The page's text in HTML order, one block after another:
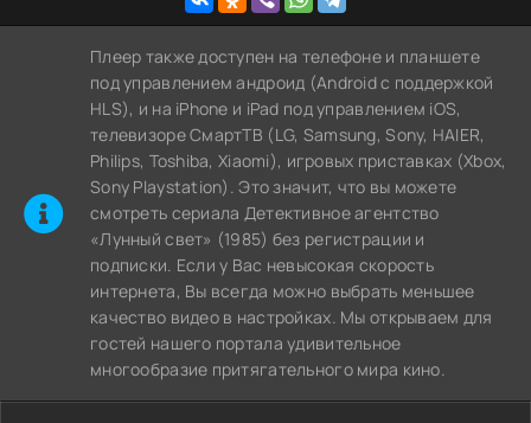
Плеер также доступен на телефоне и планшете
под управлением андроид (Android с поддержкой
HLS), и на iPhone и iPad под управлением iOS,
телевизоре СмартТВ (LG, Samsung, Sony, HAIER,
Philips, Toshiba, Xiaomi), игровых приставках (Xbox,
Sony Playstation). Это значит, что вы можете
cмотреть сериала Детективное агентство
«Лунный свет» (1985) без регистрации и
подписки. Если у Вас невысокая скорость
интернета, Вы всегда можно выбрать меньшее
качество видео в настройках. Мы открываем для
гостей нашего портала удивительное
многообразие притягательного мира кино.